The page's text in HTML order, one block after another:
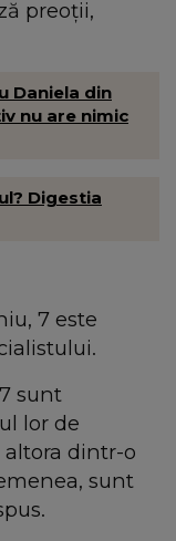
preoții,
Daniela din
nu are nimic
Digestia
7 este
sunt
lor de
altora dintr-o
sunt